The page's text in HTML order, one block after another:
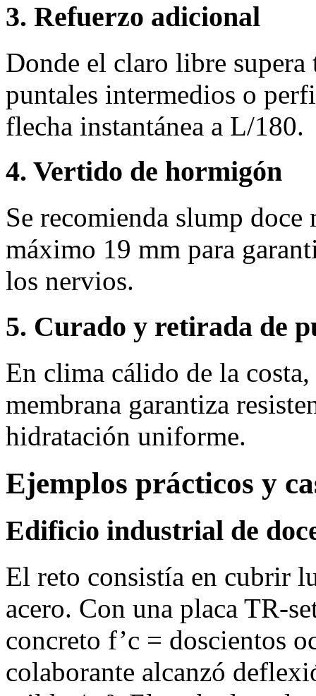
3. Refuerzo adicional
Donde el claro libre supera
puntales intermedios o
flecha instantánea a L/180.
4. Vertido de hormigón
Se recomienda slump
máximo 19 mm para
los nervios.
5. Curado y retirada de
En clima cálido de la
membrana garantiza
hidratación uniforme.
Ejemplos prácticos y
Edificio industrial de
El reto consistía en cubrir
acero. Con una placa
concreto f’c = doscientos
colaborante alcanzó